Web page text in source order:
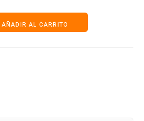
AÑADIR AL CARRITO